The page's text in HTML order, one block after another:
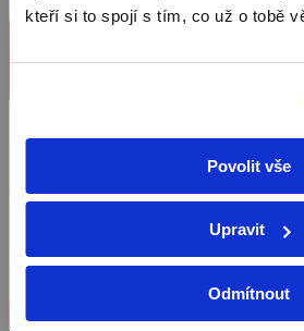
kteří si to spojí s tím, co už o tobě
Povolit vše
Upravit
Odmítnout